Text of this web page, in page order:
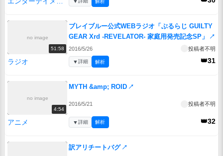
no image
51:58
ブレイブルー公式WEBラジオ「ぶるらじ GUILTY
GEAR Xrd -REVELATOR- 家庭用発売記念SP」
↗
2016/5/26 投稿者不明
ラジオ 👑31
▼詳細 解析
no image
4:54
MYTH &amp; ROID ↗
2016/5/21 投稿者不明
アニメ 👑32
▼詳細 解析
訳アリチートバグ ↗